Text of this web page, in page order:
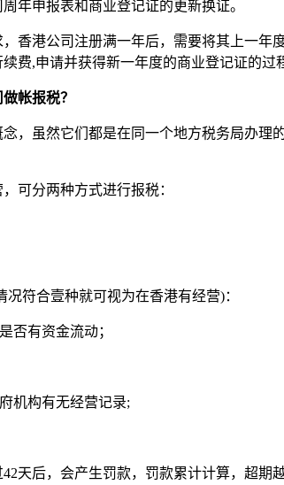
年申报表和商业登记证的更新换证。
香港公司注册满一年后，需要将其上一
费,申请并获得新一年度的商业登记证的过
帐报税？
，虽然它们都是在同一个地方税务局办
可分两种方式进行报税：
况符合壹种就可视为在香港有经营)：
否有资金流动；
机构有无经营记录;
42天后，会产生罚款，罚款累计计算，超期